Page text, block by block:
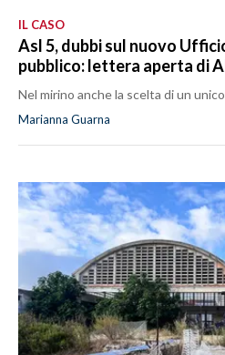
IL CASO
Asl 5, dubbi sul nuovo
pubblico: lettera aperta di
Nel mirino anche la scelta di un
Marianna Guarna